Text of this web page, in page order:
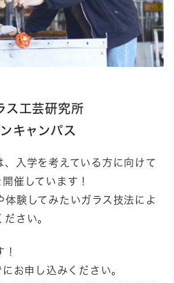
ス工芸研究所
キャンパス
入学を考えている方に向けて
催しています！
験してみたいガラス技法によ
さい。
お申し込みください。